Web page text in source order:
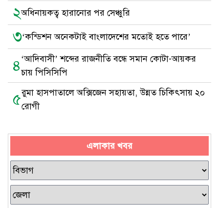
২অধিনায়কত্ব হারানোর পর সেঞ্চুরি
৩‘কন্ডিশন অনেকটাই বাংলাদেশের মতোই হতে পারে’
৪‘আদিবাসী’ শব্দের রাজনীতি বন্ধে সমান কোটা-আয়কর
চায় পিসিসিপি
৫রুমা হাসপাতালে অক্সিজেন সহায়তা, উন্নত চিকিৎসায় ২০
রোগী
এলাকার খবর